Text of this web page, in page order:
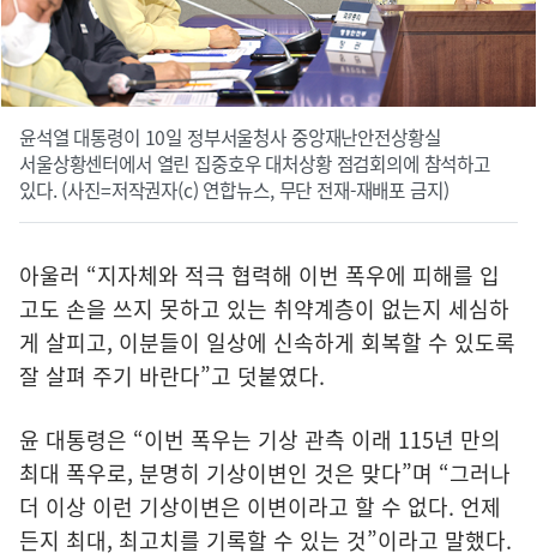
윤석열 대통령이 10일 정부서울청사 중앙재난안전상황실
서울상황센터에서 열린 집중호우 대처상황 점검회의에 참석하고
있다. (사진=저작권자(c) 연합뉴스, 무단 전재-재배포 금지)
아울러 “지자체와 적극 협력해 이번 폭우에 피해를 입
고도 손을 쓰지 못하고 있는 취약계층이 없는지 세심하
게 살피고, 이분들이 일상에 신속하게 회복할 수 있도록
잘 살펴 주기 바란다”고 덧붙였다.
윤 대통령은 “이번 폭우는 기상 관측 이래 115년 만의
최대 폭우로, 분명히 기상이변인 것은 맞다”며 “그러나
더 이상 이런 기상이변은 이변이라고 할 수 없다. 언제
든지 최대, 최고치를 기록할 수 있는 것”이라고 말했다.